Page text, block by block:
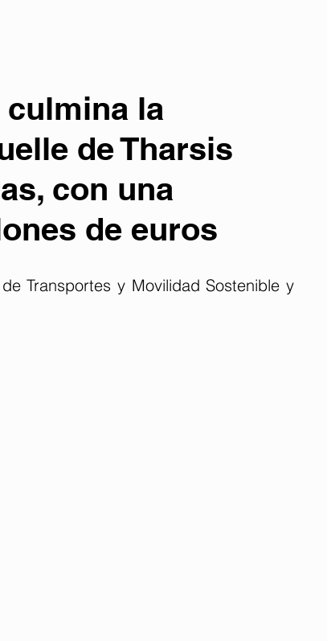
culmina la
de Tharsis
con una
de euros
Transportes y Movilidad Sostenible y